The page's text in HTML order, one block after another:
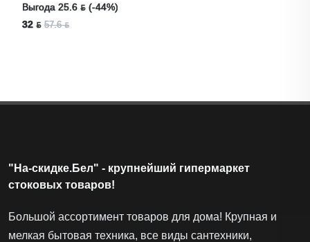
Выгода 25.6 ƃ (-44%)
32 ƃ 57.6 ƃ
"На-скидке.Бел" - крупнейший гипермаркет
стоковых товаров!
Большой ассортимент товаров для дома! Крупная и
мелкая бытовая техника, все виды сантехники,